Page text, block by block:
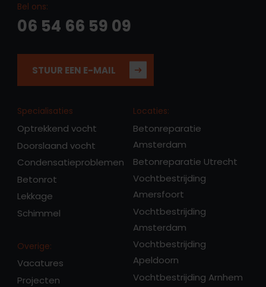
Bel ons:
06 54 66 59 09
STUUR EEN E-MAIL
Specialisaties
Optrekkend vocht
Doorslaand vocht
Condensatieproblemen
Betonrot
Lekkage
Schimmel
Overige:
Vacatures
Projecten
Locaties:
Betonreparatie
Amsterdam
Betonreparatie Utrecht
Vochtbestrijding
Amersfoort
Vochtbestrijding
Amsterdam
Vochtbestrijding
Apeldoorn
Vochtbestrijding Arnhem